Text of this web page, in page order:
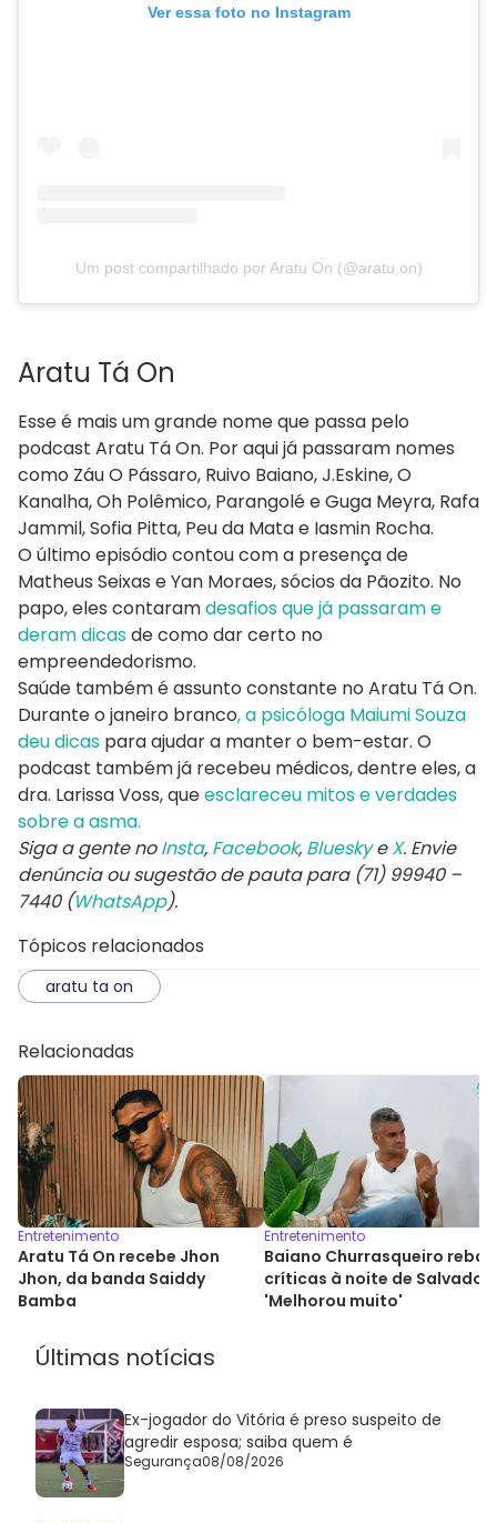
Ver essa foto no Instagram
Um post compartilhado por Aratu On (@aratu.on)
Aratu Tá On
Esse é mais um grande nome que passa pelo
podcast Aratu Tá On. Por aqui já passaram nomes
como Záu O Pássaro, Ruivo Baiano, J.Eskine, O
Kanalha, Oh Polêmico, Parangolé e Guga Meyra, Rafa
Jammil, Sofia Pitta, Peu da Mata e Iasmin Rocha.
O último episódio contou com a presença de
Matheus Seixas e Yan Moraes, sócios da Pãozito. No
papo, eles contaramdesafios que já passaram e
deram dicasde como dar certo no
empreendedorismo.
Saúde também é assunto constante no Aratu Tá On.
Durante o janeiro branco, a psicóloga Maiumi Souza
deu dicas para ajudar a manter o bem-estar. O
podcast também já recebeu médicos, dentre eles, a
dra. Larissa Voss, queesclareceu mitos e verdades
sobre a asma.
Siga a gente noInsta, Facebook, BlueskyeX. Envie
denúncia ou sugestão de pauta para (71) 99940 –
7440 (WhatsApp).
Tópicos relacionados
aratu ta on
Relacionadas
Entretenimento
Aratu Tá On recebe Jhon
Jhon, da banda Saiddy
Bamba
Entretenimento
Baiano Churrasqueiro
críticas à noite de Salvador:
'Melhorou muito'
Últimas notícias
Ex-jogador do Vitória é preso suspeito de
agredir esposa; saiba quem é
Segurança08/08/2026